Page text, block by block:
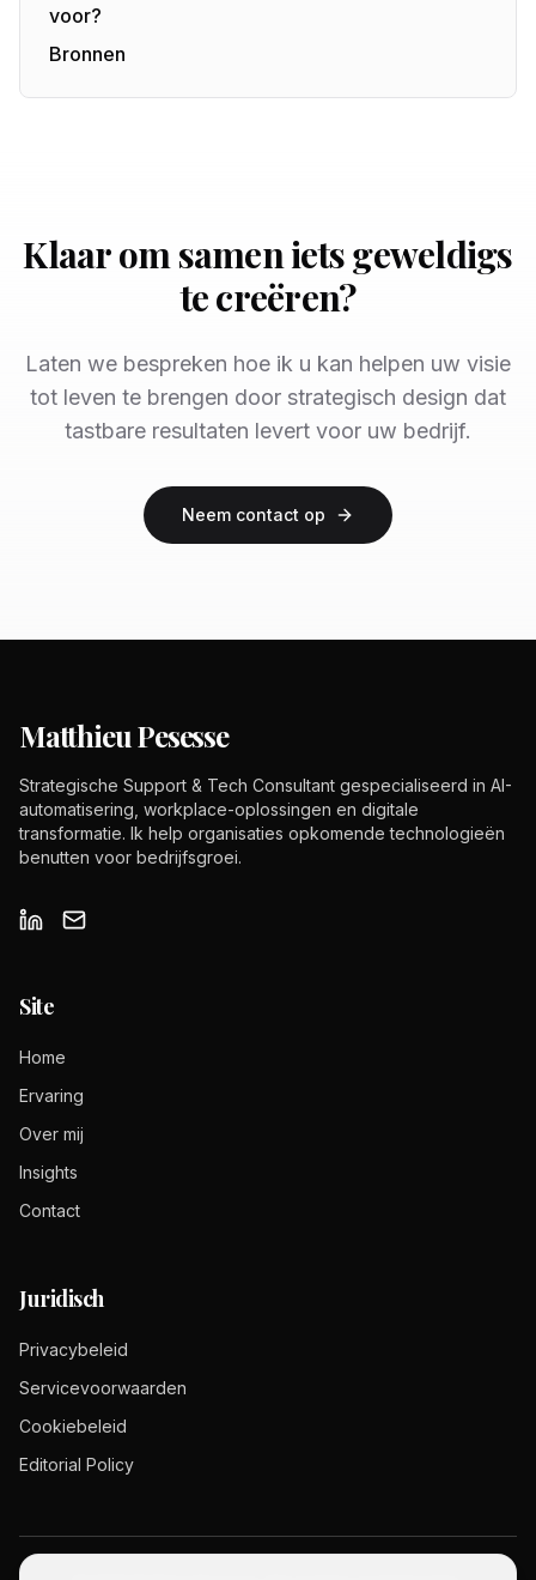
voor?
Bronnen
Klaar om samen iets geweldigs
te creëren?
Laten we bespreken hoe ik u kan helpen uw visie
tot leven te brengen door strategisch design dat
tastbare resultaten levert voor uw bedrijf.
Neem contact op
Matthieu Pesesse
Strategische Support & Tech Consultant gespecialiseerd in AI-
automatisering, workplace-oplossingen en digitale
transformatie. Ik help organisaties opkomende technologieën
benutten voor bedrijfsgroei.
Site
Home
Ervaring
Over mij
Insights
Contact
Juridisch
Privacybeleid
Servicevoorwaarden
Cookiebeleid
Editorial Policy